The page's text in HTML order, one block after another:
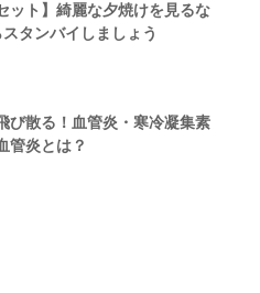
ット】綺麗な夕焼けを見るな
タンバイしましょう
び散る！血管炎・寒冷凝集素
管炎とは？